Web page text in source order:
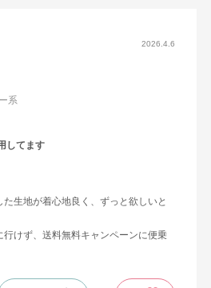
2026.4.6
系
してます
生地が着心地良く、ずっと欲しいと
けず、送料無料キャンペーンに便乗